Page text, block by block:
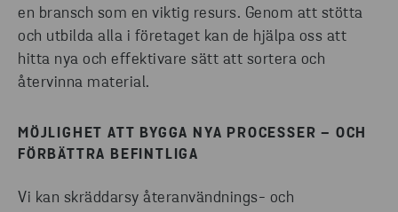
en bransch som en viktig resurs. Genom att stötta
och utbilda alla i företaget kan de hjälpa oss att
hitta nya och effektivare sätt att sortera och
återvinna material.
MÖJLIGHET ATT BYGGA NYA PROCESSER – OCH
FÖRBÄTTRA BEFINTLIGA
Vi kan skräddarsy återanvändnings- och